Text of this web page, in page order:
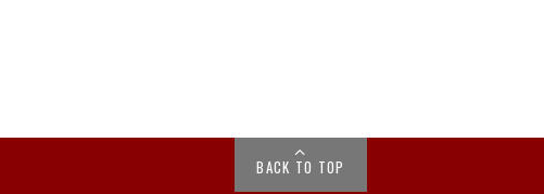
BACK TO TOP